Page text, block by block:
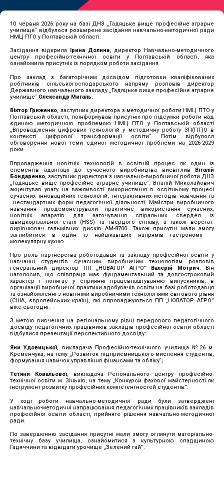
10 червня 2026 року на базі ДНЗ „Гадяцьке вище професійне аграрне
училищеˮ відбулося розширене засідання навчально-методичної ради
НМЦ ПТО у Полтавській області.
Засідання відкрила Ірина Долина, директор Навчально-методичного
центру професійно-технічної освіти у Полтавській області, яка
ознайомила присутніх із порядком роботи засідання.
Про заклад з багаторічним досвідом підготовки кваліфікованих
робітників сільськогосподарського напряму розповів директор
Державного навчального закладу „Гадяцьке вище професійне аграрне
училищеˮ Олександр Мигаль.
Віктор Гриженко, заступник директора з методичної роботи НМЦ ПТО у
Полтавській області, поінформував присутніх про підсумки роботи над
єдиною методичною проблемою НМЦ ПТО у Полтавській області
„Впровадження цифрових технологій у методичну роботу ЗП(ПТ)О в
контексті цифрової трансформації освітиˮ. Потім відбулося
обговорення нової теми єдиної методичної проблеми на 2026-2029
роки.
Впровадження новітніх технологій в освітній процес як один із
елементів адаптації до сучасного виробництва висвітлив Віталій
Бондаренко , заступник директора з навчально-виробничої роботи ДНЗ
„Гадяцьке вище професійне аграрне училищеˮ. Віталій Миколайович
акцентував увагу на важливості використання в освітньому процесі
сучасних інноваційних технологій, інтерактивних методів навчання та
нестандартних форм педагогічної діяльності. Майстри виробничого
навчання продемонстрували практичне використання сучасних,
новітніх апаратів для заточування спіральних свердел із
швидкорізальної сталі (HSS) та твердого сплаву, а також верстат-
вирівнювач гальмівних дисків АМ-8700. Також присутні мали змогу
заглибитися в один із найцікавіших напрямів гастрономії —
молекулярну кухню.
Про роль партнерства роботодавця та закладу професійної освіти у
навчанні студентів сучасним виробничим технологіям розповів
генеральний директор ПП „НОВАТОР АГРО” Валерій Мотрич. Він
наголосив, що співпраця має фундаментальний та довгостроковий
характер і полягає у сприянні працевлаштуванню випускників, в
організації виробничої практики здобувачів освіти на базі роботодавця
та ознайомленні з новітніми виробничими технологіями світового рівня
(США, європейських країн), які впроваджуються ПП „НОВАТОР АГРО”
вже сьогодні.
З метою вивчення на регіональному рівні передового педагогічного
досвіду педагогічних працівників закладів професійної освіти області
відбулися презентації перспективного досвіду:
Яни Удовицької, викладача Професійно-технічного училища №26 м.
Кременчука, на тему „Розвиток підприємницького мислення студентів,
формування навичок управління фінансами та облікуˮ;
Тетяни Ковальової, викладача Регіонального центру професійно-
технічної освіти м. Зіньків, на тему „Конкурси фахової майстерності як
інструмент розвитку професійних компетентностей студентів”.
У ході роботи навчально-методичної ради були затверджені
навчально-методичні напрацювання педагогічних працівників закладів
професійної освіти області, прийняте рішення навчально-методичної
ради.
По завершенню засідання присутні мали змогу оглянути матеріально-
технічну базу училища, ознайомитися з культурною спадщиною
Гадяччини та відвідати урочище „Зелений гай”.